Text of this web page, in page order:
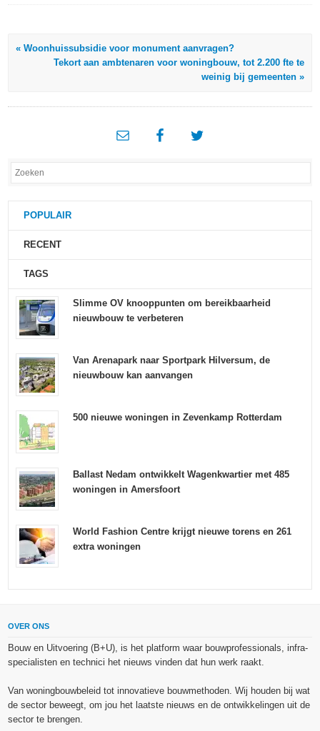
« Woonhuissubsidie voor monument aanvragen?
Tekort aan ambtenaren voor woningbouw, tot 2.200 fte te
weinig bij gemeenten »
POPULAIR
RECENT
TAGS
Slimme OV knooppunten om bereikbaarheid
nieuwbouw te verbeteren
Van Arenapark naar Sportpark Hilversum, de
nieuwbouw kan aanvangen
500 nieuwe woningen in Zevenkamp Rotterdam
Ballast Nedam ontwikkelt Wagenkwartier met 485
woningen in Amersfoort
World Fashion Centre krijgt nieuwe torens en 261
extra woningen
OVER ONS
Bouw en Uitvoering (B+U), is het platform waar bouwprofessionals, infra-
specialisten en technici het nieuws vinden dat hun werk raakt.
Van woningbouwbeleid tot innovatieve bouwmethoden. Wij houden bij wat
de sector beweegt, om jou het laatste nieuws en de ontwikkelingen uit de
sector te brengen.